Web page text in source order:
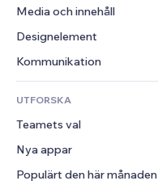
Sociala medier
SEO
Interaktioner
Listningar
E-post
Konvertering
Sälj-knappar
Onlinekurser
Beställtryck
Redovisning
Kuponger och lojalitet
Lagerlösningar
Dropshipping
Priser och abonnemang
Hotell
Evenemang
Restauranger
Fastigheter
Bokningar
Media och innehåll
Galleri
Musik
Podcasts
Fotografering
Video
PDF
Fildelning
Designelement
Kartor och navigering
Integritet och säkerhet
Klocka
Sidmallar
Bildeffekter
Knappar och menyer
Formulär
Undersökningar
Chatt
Kommentarer
UTFORSKA
Teamets val
Nya appar
Populärt den här månaden